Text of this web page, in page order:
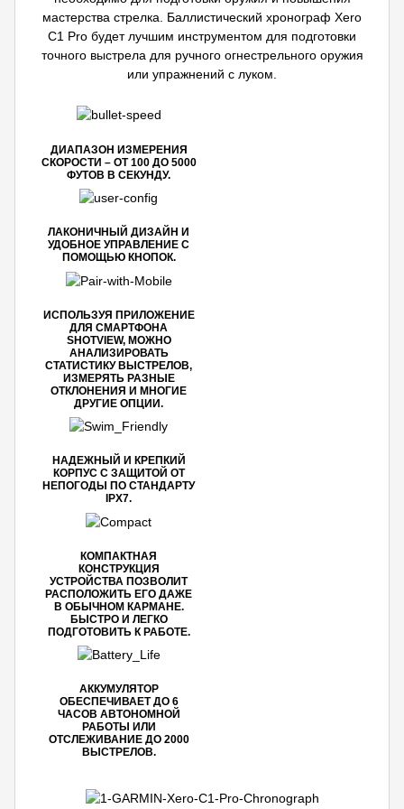
мастерства стрелка. Баллистический хронограф Xero
C1 Pro будет лучшим инструментом для подготовки
точного выстрела для ручного огнестрельного оружия
или упражнений с луком.
ДИАПАЗОН ИЗМЕРЕНИЯ
СКОРОСТИ – ОТ 100 ДО 5000
ФУТОВ В СЕКУНДУ.
ЛАКОНИЧНЫЙ ДИЗАЙН И
УДОБНОЕ УПРАВЛЕНИЕ С
ПОМОЩЬЮ КНОПОК.
ИСПОЛЬЗУЯ ПРИЛОЖЕНИЕ
ДЛЯ СМАРТФОНА
SHOTVIEW, МОЖНО
АНАЛИЗИРОВАТЬ
СТАТИСТИКУ ВЫСТРЕЛОВ,
ИЗМЕРЯТЬ РАЗНЫЕ
ОТКЛОНЕНИЯ И МНОГИЕ
ДРУГИЕ ОПЦИИ.
НАДЕЖНЫЙ И КРЕПКИЙ
КОРПУС С ЗАЩИТОЙ ОТ
НЕПОГОДЫ ПО СТАНДАРТУ
IPX7.
КОМПАКТНАЯ
КОНСТРУКЦИЯ
УСТРОЙСТВА ПОЗВОЛИТ
РАСПОЛОЖИТЬ ЕГО ДАЖЕ
В ОБЫЧНОМ КАРМАНЕ.
БЫСТРО И ЛЕГКО
ПОДГОТОВИТЬ К РАБОТЕ.
АККУМУЛЯТОР
ОБЕСПЕЧИВАЕТ ДО 6
ЧАСОВ АВТОНОМНОЙ
РАБОТЫ ИЛИ
ОТСЛЕЖИВАНИЕ ДО 2000
ВЫСТРЕЛОВ.